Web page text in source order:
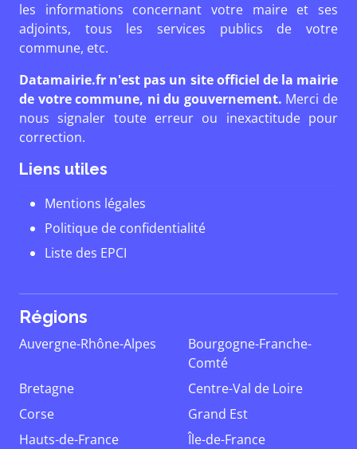
les informations concernant votre maire et ses
adjoints, tous les services publics de votre
commune, etc.
Datamairie.fr n'est pas un site officiel de la mairie
de votre commune, ni du gouvernement. Merci de
nous signaler toute erreur ou inexactitude pour
correction.
Liens utiles
Mentions légales
Politique de confidentialité
Liste des EPCI
Régions
Auvergne-Rhône-Alpes
Bourgogne-Franche-
Comté
Bretagne
Centre-Val de Loire
Corse
Grand Est
Hauts-de-France
Île-de-France